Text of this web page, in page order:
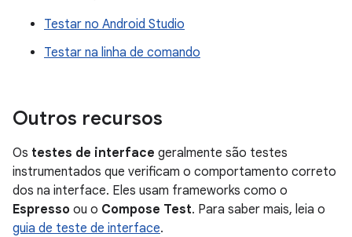
Testar no Android Studio
Testar na linha de comando
Outros recursos
Os testes de interface geralmente são testes
instrumentados que verificam o comportamento correto
dos na interface. Eles usam frameworks como o
Espresso ou o Compose Test. Para saber mais, leia o
guia de teste de interface.